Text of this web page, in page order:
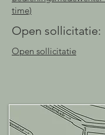
time)
Open sollicitatie:
Open sollicitatie